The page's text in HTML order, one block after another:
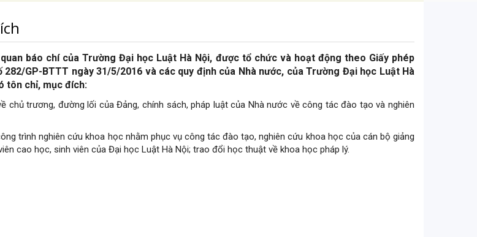
báo chí của Trường Đại học Luật Hà Nội, được tổ chức và hoạt động theo Giấy phép
282/GP-BTTT ngày 31/5/2016 và các quy định của Nhà nước, của Trường Đại học Luật Hà
tôn chỉ, mục đích:
chủ trương, đường lối của Đảng, chính sách, pháp luật của Nhà nước về công tác đào tạo và nghiên
trình nghiên cứu khoa học nhằm phục vụ công tác đào tạo, nghiên cứu khoa học của cán bộ giảng
cao học, sinh viên của Đại học Luật Hà Nội; trao đổi học thuật về khoa học pháp lý.